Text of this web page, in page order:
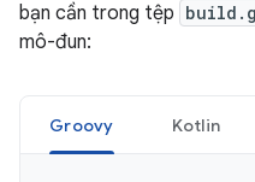
bạn cần trong tệp
mô-đun:
Groovy Kotlin